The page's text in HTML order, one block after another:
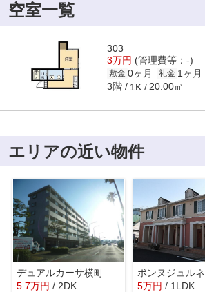
空室一覧
303
3万円 (管理費等：-)
敷金 0ヶ月 礼金 1ヶ月
3階 1K 20.00㎡
エリアの近い物件
デュアルカーサ横町
5.7万円 / 2DK
ボンヌジュルネ
5万円 / 1LDK